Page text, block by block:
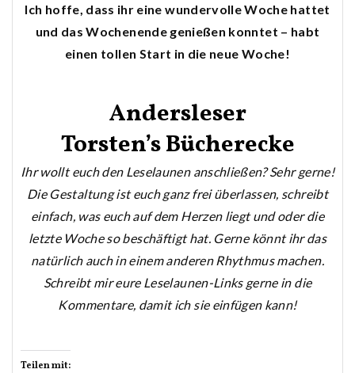
Ich hoffe, dass ihr eine wundervolle Woche hattet
und das Wochenende genießen konntet – habt
einen tollen Start in die neue Woche!
Andersleser
Torsten’s Bücherecke
Ihr wollt euch den Leselaunen anschließen? Sehr gerne!
Die Gestaltung ist euch ganz frei überlassen, schreibt
einfach, was euch auf dem Herzen liegt und oder die
letzte Woche so beschäftigt hat. Gerne könnt ihr das
natürlich auch in einem anderen Rhythmus machen.
Schreibt mir eure Leselaunen-Links gerne in die
Kommentare, damit ich sie einfügen kann!
Teilen mit: